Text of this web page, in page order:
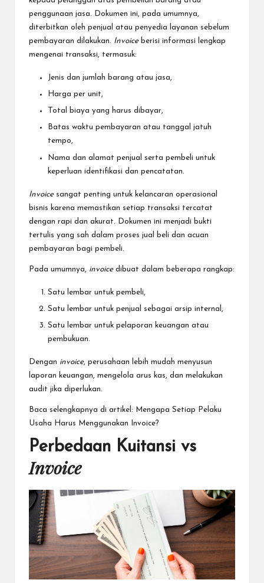
penggunaan jasa. Dokumen ini, pada umumnya,
diterbitkan oleh penjual atau penyedia layanan sebelum
pembayaran dilakukan. Invoice berisi informasi lengkap
mengenai transaksi, termasuk:
Jenis dan jumlah barang atau jasa,
Harga per unit,
Total biaya yang harus dibayar,
Batas waktu pembayaran atau tanggal jatuh
tempo,
Nama dan alamat penjual serta pembeli untuk
keperluan identifikasi dan pencatatan.
Invoice sangat penting untuk kelancaran operasional
bisnis karena memastikan setiap transaksi tercatat
dengan rapi dan akurat. Dokumen ini menjadi bukti
tertulis yang sah dalam proses jual beli dan acuan
pembayaran bagi pembeli.
Pada umumnya, invoice dibuat dalam beberapa rangkap:
Satu lembar untuk pembeli,
Satu lembar untuk penjual sebagai arsip internal,
Satu lembar untuk pelaporan keuangan atau
pembukuan.
Dengan invoice, perusahaan lebih mudah menyusun
laporan keuangan, mengelola arus kas, dan melakukan
audit jika diperlukan.
Baca selengkapnya di artikel:
Mengapa Setiap Pelaku
Usaha Harus Menggunakan Invoice?
Perbedaan Kuitansi vs
Invoice